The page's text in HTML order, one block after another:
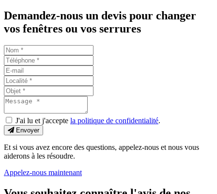
Demandez-nous un devis pour changer
vos fenêtres ou vos serrures
J'ai lu et j'accepte la politique de confidentialité.
Envoyer
Et si vous avez encore des questions, appelez-nous et nous vous
aiderons à les résoudre.
Appelez-nous maintenant